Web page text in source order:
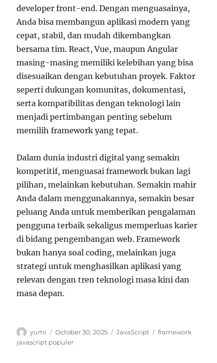
developer front-end. Dengan menguasainya,
Anda bisa membangun aplikasi modern yang
cepat, stabil, dan mudah dikembangkan
bersama tim. React, Vue, maupun Angular
masing-masing memiliki kelebihan yang bisa
disesuaikan dengan kebutuhan proyek. Faktor
seperti dukungan komunitas, dokumentasi,
serta kompatibilitas dengan teknologi lain
menjadi pertimbangan penting sebelum
memilih framework yang tepat.
Dalam dunia industri digital yang semakin
kompetitif, menguasai framework bukan lagi
pilihan, melainkan kebutuhan. Semakin mahir
Anda dalam menggunakannya, semakin besar
peluang Anda untuk memberikan pengalaman
pengguna terbaik sekaligus memperluas karier
di bidang pengembangan web. Framework
bukan hanya soal coding, melainkan juga
strategi untuk menghasilkan aplikasi yang
relevan dengan tren teknologi masa kini dan
masa depan.
Author
yumi
Posted
on
October 30, 2025 Categories
JavaScript Tags
framework
javascript populer